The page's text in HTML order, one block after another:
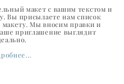
макет с вашим текстом и
Вы присылаете нам список
макету. Мы вносим правки и
приглашение выглядит